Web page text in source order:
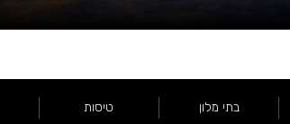
בתי מלון טיסות